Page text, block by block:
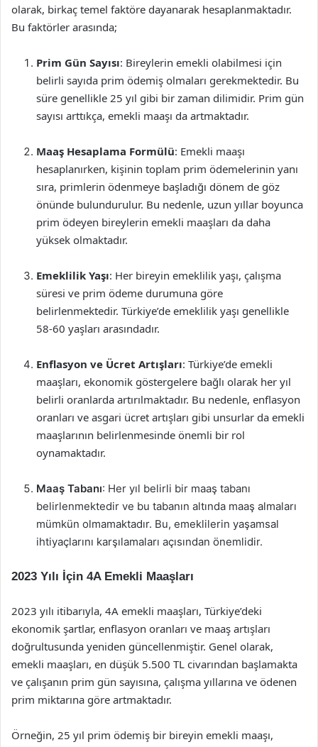
olarak, birkaç temel faktöre dayanarak hesaplanmaktadır.
Bu faktörler arasında;
Prim Gün Sayısı: Bireylerin emekli olabilmesi için
belirli sayıda prim ödemiş olmaları gerekmektedir. Bu
süre genellikle 25 yıl gibi bir zaman dilimidir. Prim gün
sayısı arttıkça, emekli maaşı da artmaktadır.
Maaş Hesaplama Formülü: Emekli maaşı
hesaplanırken, kişinin toplam prim ödemelerinin yanı
sıra, primlerin ödenmeye başladığı dönem de göz
önünde bulundurulur. Bu nedenle, uzun yıllar boyunca
prim ödeyen bireylerin emekli maaşları da daha
yüksek olmaktadır.
Emeklilik Yaşı: Her bireyin emeklilik yaşı, çalışma
süresi ve prim ödeme durumuna göre
belirlenmektedir. Türkiye’de emeklilik yaşı genellikle
58-60 yaşları arasındadır.
Enflasyon ve Ücret Artışları: Türkiye’de emekli
maaşları, ekonomik göstergelere bağlı olarak her yıl
belirli oranlarda artırılmaktadır. Bu nedenle, enflasyon
oranları ve asgari ücret artışları gibi unsurlar da emekli
maaşlarının belirlenmesinde önemli bir rol
oynamaktadır.
Maaş Tabanı: Her yıl belirli bir maaş tabanı
belirlenmektedir ve bu tabanın altında maaş almaları
mümkün olmamaktadır. Bu, emeklilerin yaşamsal
ihtiyaçlarını karşılamaları açısından önemlidir.
2023 Yılı İçin 4A Emekli Maaşları
2023 yılı itibarıyla, 4A emekli maaşları, Türkiye’deki
ekonomik şartlar, enflasyon oranları ve maaş artışları
doğrultusunda yeniden güncellenmiştir. Genel olarak,
emekli maaşları, en düşük 5.500 TL civarından başlamakta
ve çalışanın prim gün sayısına, çalışma yıllarına ve ödenen
prim miktarına göre artmaktadır.
Örneğin, 25 yıl prim ödemiş bir bireyin emekli maaşı,